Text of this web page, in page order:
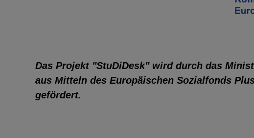
Das Projekt "StuDiDesk" wird durch das
aus Mitteln des Europäischen Sozialfonds
gefördert.